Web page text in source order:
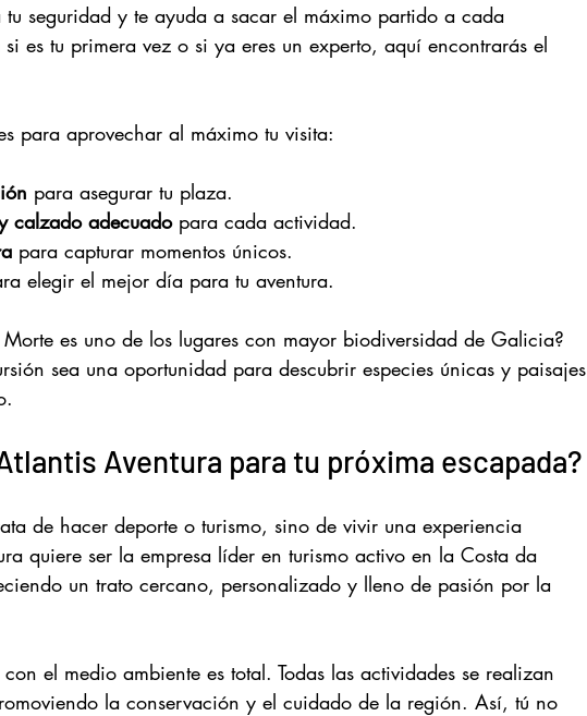
tu seguridad y te ayuda a sacar el máximo partido a cada
es tu primera vez o si ya eres un experto, aquí encontrarás el
para aprovechar al máximo tu visita:
para asegurar tu plaza.
calzado adecuado para cada actividad.
para capturar momentos únicos.
elegir el mejor día para tu aventura.
es uno de los lugares con mayor biodiversidad de Galicia?
sea una oportunidad para descubrir especies únicas y paisajes
Aventura para tu próxima escapada?
de hacer deporte o turismo, sino de vivir una experiencia
quiere ser la empresa líder en turismo activo en la Costa da
un trato cercano, personalizado y lleno de pasión por la
el medio ambiente es total. Todas las actividades se realizan
la conservación y el cuidado de la región. Así, tú no